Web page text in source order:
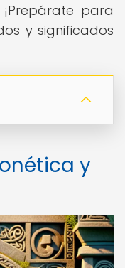
para
y significados
y